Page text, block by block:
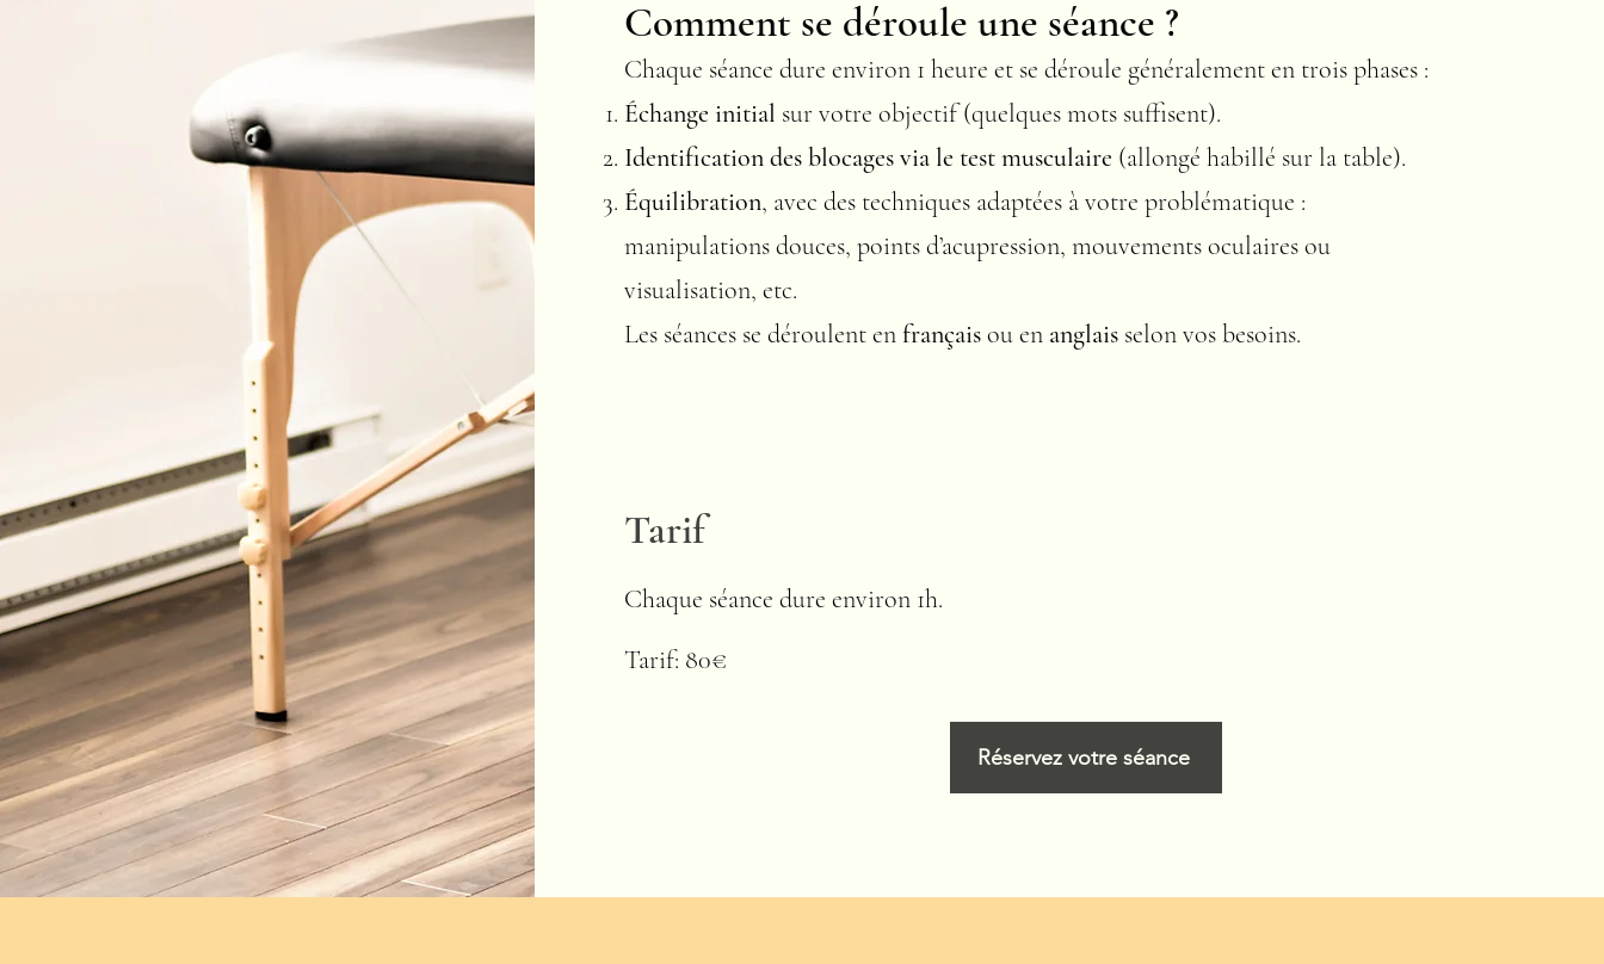
Comment se déroule une séance ?
Chaque séance dure environ 1 heure et se déroule généralement en trois phases :
Échange initial sur votre objectif (quelques mots suffisent).
Identification des blocages via le test musculaire (allongé habillé sur la table).
Équilibration, avec des techniques adaptées à votre problématique :
manipulations douces, points d’acupression, mouvements oculaires ou
visualisation, etc.
Les séances se déroulent enfrançaisou en anglais selon vos besoins.
Tarif
Chaque séance dure environ 1h.
Tarif: 80€
Réservez votre séance